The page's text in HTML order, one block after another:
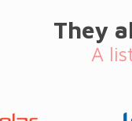
They
A